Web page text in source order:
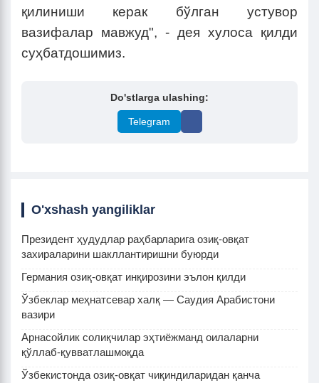
қилиниши керак бўлган устувор
вазифалар мавжуд", - дея хулоса қилди
суҳбатдошимиз.
Do'stlarga ulashing:
Telegram
O'xshash yangiliklar
Президент ҳудудлар раҳбарларига озиқ-овқат
захираларини шакллантиришни буюрди
Германия озиқ-овқат инқирозини эълон қилди
Ўзбеклар меҳнатсевар халқ — Саудия Арабистони
вазири
Арнасойлик солиқчилар эҳтиёжманд оилаларни
қўллаб-қувватлашмоқда
Ўзбекистонда озиқ-овқат чиқиндиларидан қанча